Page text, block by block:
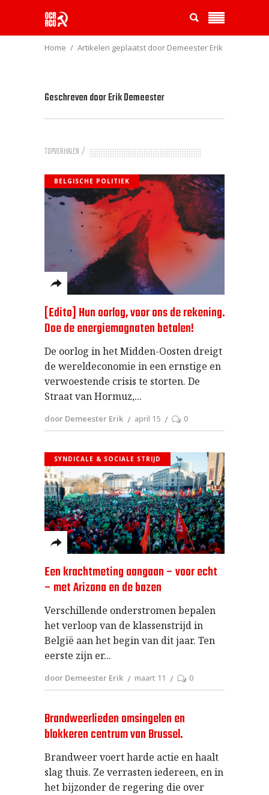
Home Artikelen geplaatst door Demeester Erik
Geschreven doorErik Demeester
TOPVERHALEN
BELGISCHE POLITIEK
[Edito] Hun oorlog, voor ons de rekening.
Doe de energiemagnaten betalen!
De oorlog in het Midden-Oosten dreigt
de wereldeconomie in een ernstige en
verwoestende crisis te storten. De
Straat van Hormuz,
door Demeester Erik april 15 0
SYNDICALE & SOCIALE STRIJD
Een krachtmeting aangaan – voor echt
– met Arizona en de bazen
Verschillende onderstromen bepalen
het verloop van de klassenstrijd in
België aan het begin van dit jaar. Ten
eerste zijn er
door Demeester Erik maart 11 0
Brandweerlieden omsingelen en
blokkeren centrum van Brussel.
Brandweer voert harde actie en haalt
slag thuis. Ze verrasten iedereen, en in
het bijzonder de regering die over